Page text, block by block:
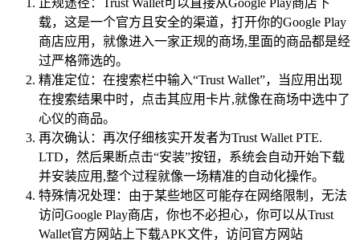
正规途径：Trust Wallet可以直接从Google Play商店下
载，这是一个官方且安全的渠道，打开你的Google Play
商店应用，就像进入一家正规的商场,里面的商品都是经
过严格筛选的。
精准定位：在搜索栏中输入“Trust Wallet”，当应用出现
在搜索结果中时，点击其应用卡片,就像在商场中选中了
心仪的商品。
再次确认：再次仔细核实开发者为Trust Wallet PTE.
LTD，然后果断点击“安装”按钮，系统会自动开始下载
并安装应用,整个过程就像一场精准的自动化操作。
特殊情况处理：由于某些地区可能存在网络限制，无法
访问Google Play商店，你也不必担心，你可以从Trust
Wallet官方网站上下载APK文件，访问官方网站